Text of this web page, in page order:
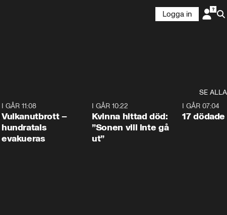
Logga in
SE ALLA
I GÅR 11:08
Vulkanutbrott –
hundratals
evakueras
I GÅR 10:22
Kvinna hittad död:
”Sonen vill inte gå
ut”
I GÅR 07:04
17